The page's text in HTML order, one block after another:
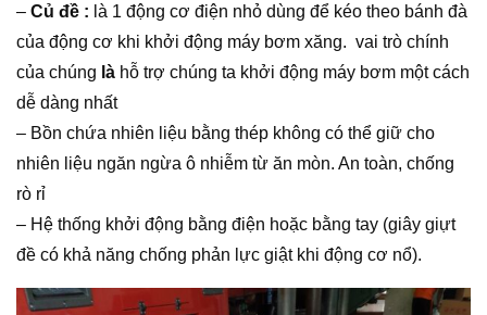
– Củ đề : là 1 động cơ điện nhỏ dùng để kéo theo bánh đà
của động cơ khi khởi động máy bơm xăng. vai trò chính
của chúng là hỗ trợ chúng ta khởi động máy bơm một cách
dễ dàng nhất
– Bồn chứa nhiên liệu bằng thép không có thể giữ cho
nhiên liệu ngăn ngừa ô nhiễm từ ăn mòn. An toàn, chống
rò rỉ
– Hệ thống khởi động bằng điện hoặc bằng tay (giây giựt
đề có khả năng chống phản lực giật khi động cơ nổ).